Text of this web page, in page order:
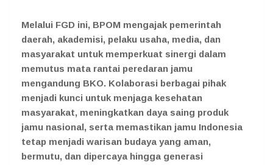
Melalui FGD ini, BPOM mengajak pemerintah
daerah, akademisi, pelaku usaha, media, dan
masyarakat untuk memperkuat sinergi dalam
memutus mata rantai peredaran jamu
mengandung BKO. Kolaborasi berbagai pihak
menjadi kunci untuk menjaga kesehatan
masyarakat, meningkatkan daya saing produk
jamu nasional, serta memastikan jamu Indonesia
tetap menjadi warisan budaya yang aman,
bermutu, dan dipercaya hingga generasi